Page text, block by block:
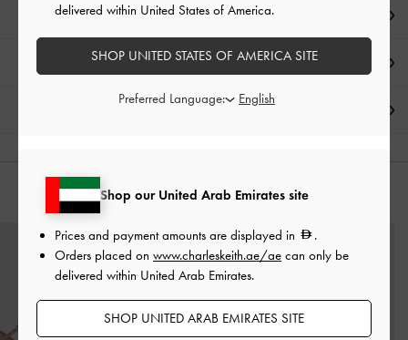
تفاصيل المنتج وتعليمات العناية
العروض الحصرية
قد يعجبك آيضاً
Shop our United Arab Emirates site
Prices and payment amounts are displayed in
.
Orders placed on www.charleskeith.ae/ae can only be
delivered within United Arab Emirates.
SHOP UNITED ARAB EMIRATES SITE
delivered within United States of America.
SHOP UNITED STATES OF AMERICA SITE
Preferred Language: